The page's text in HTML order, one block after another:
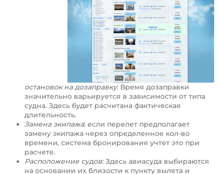
остановок на дозаправку: Время дозаправки
значительно варьируется в зависимости от типа
судна. Здесь будет расчитана фактическая
длительность.
Замена экипажа: если перелет предполагает
замену экипажа через определенное кол-во
времени, система бронирования учтет это при
расчете.
Расположение судов: Здесь авиасуда выбираются
на основании их близости к пункту вылета и